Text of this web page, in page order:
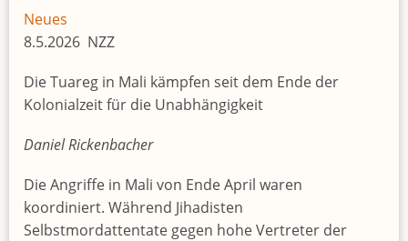
Neues
8.5.2026 NZZ
Die Tuareg in Mali kämpfen seit dem Ende der
Kolonialzeit für die Unabhängigkeit
Daniel Rickenbacher
Die Angriffe in Mali von Ende April waren
koordiniert. Während Jihadisten
Selbstmordattentate gegen hohe Vertreter der